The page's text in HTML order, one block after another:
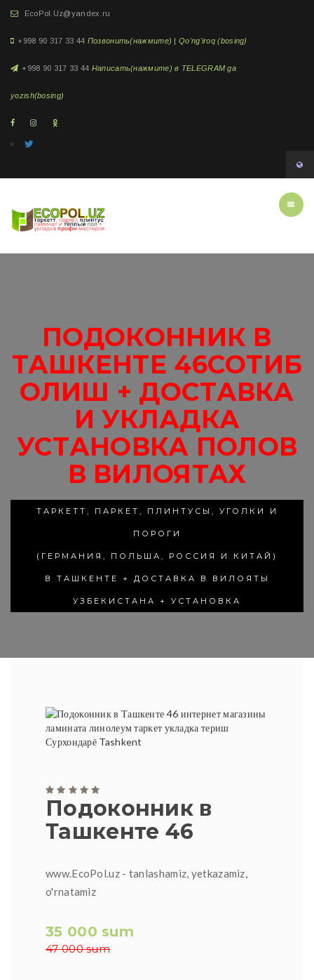
EcoPol.Uz@yandex.ru
+998 90 317 33 44 Позвонить(нажмите) | Qo'ng'iroq (bosing)
+998 90 317 33 44 Написать(нажмите) в TELEGRAM ga
yozish(bosing)
ПОДОКОННИК В
ТАШКЕНТЕ 46СОТИБ
ОЛИШ + ДОСТАВКА
И УКЛАДКА
УСТАНОВКА ПОЛОВ
В ВИЛОЯТАХ
ТАРКЕТТ, ПАРКЕТ, ПЛИНТУСЫ, УГОЛКИ И
ПОРОГИ
(ГЕРМАНИЯ, ПОЛЬША, РОССИЯ И КИТАЙ)
В ТАШКЕНТЕ + ДОСТАВКА В ВИЛОЯТЫ
УЗБЕКИСТАНА + УСТАНОВКА
Подоконник в
Ташкенте 46
www.EcoPol.uz - tanlashamiz, yetkazamiz,
o'rnatamiz
35 000 sum
47 000 sum